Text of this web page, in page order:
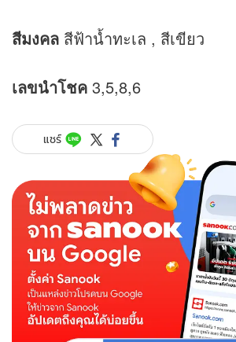
สีมงคล สีฟ้าน้ำทะเล , สีเขียว
เลขนำโชค 3,5,8,6
แชร์